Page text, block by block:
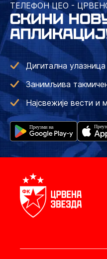
ТЕЛЕФОН ЦЕО -
СКИНИ
Дигитална
Занимљива
Најсвежије вести и